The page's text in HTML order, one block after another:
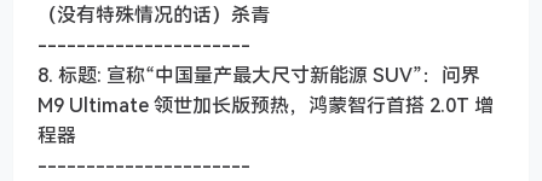
（没有特殊情况的话）杀青
----------------------
8. 标题: 宣称“中国量产最大尺寸新能源 SUV”：问界
M9 Ultimate 领世加长版预热，鸿蒙智行首搭 2.0T 增
程器
----------------------